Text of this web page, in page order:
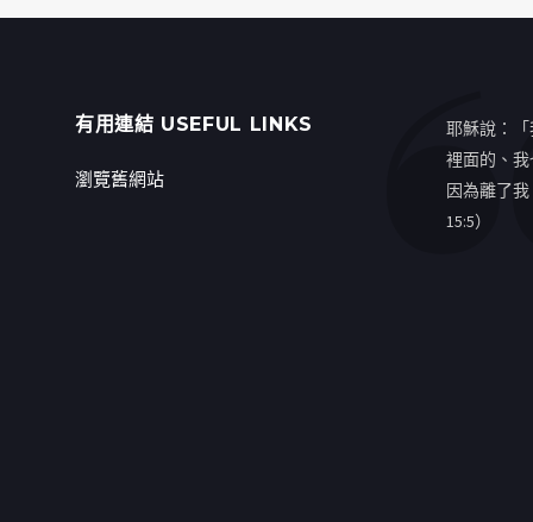
有用連結 USEFUL LINKS
瀏覽舊網站
耶穌說：
裡面的、
因為離了
15:5）